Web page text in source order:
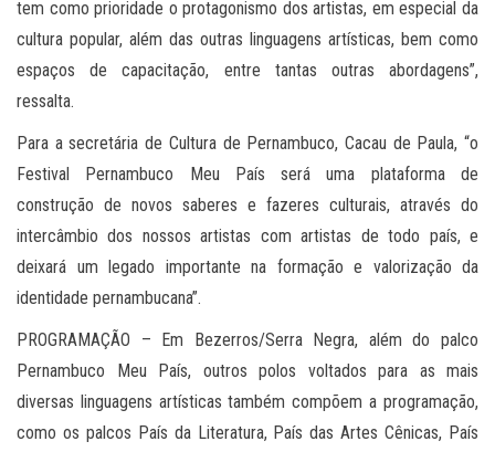
tem como prioridade o protagonismo dos artistas, em especial da
cultura popular, além das outras linguagens artísticas, bem como
espaços de capacitação, entre tantas outras abordagens”,
ressalta.
Para a secretária de Cultura de Pernambuco, Cacau de Paula, “o
Festival Pernambuco Meu País será uma plataforma de
construção de novos saberes e fazeres culturais, através do
intercâmbio dos nossos artistas com artistas de todo país, e
deixará um legado importante na formação e valorização da
identidade pernambucana”.
PROGRAMAÇÃO – Em Bezerros/Serra Negra, além do palco
Pernambuco Meu País, outros polos voltados para as mais
diversas linguagens artísticas também compõem a programação,
como os palcos País da Literatura, País das Artes Cênicas, País